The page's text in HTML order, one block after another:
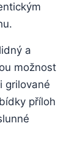
a
‍možnost
grilované
příloh⁣